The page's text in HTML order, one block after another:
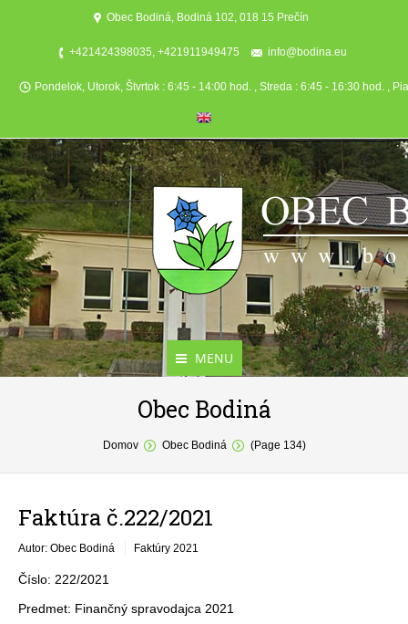
Obec Bodiná, Bodiná 102, 018 15 Prečín
+421424398035, +421911949475 info@bodina.eu
Pondelok, Utorok, Štvrtok : 6:45 - 14:00 hod. , Streda : 6:45 - 16:30 hod. ,
MENU
Aktuality
O obci
Povinné zverejňovanie
Obec Bodiná
Domov Obec Bodiná (Page 134)
Faktúra č.222/2021
Autor: Obec Bodiná Faktúry 2021
Číslo: 222/2021
Predmet: Finančný spravodajca 2021